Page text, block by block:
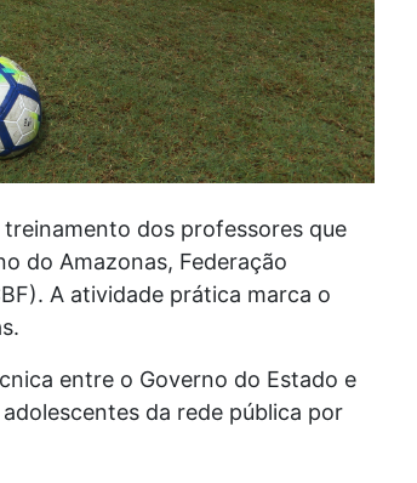
treinamento dos professores que
do Amazonas, Federação
A atividade prática marca o
entre o Governo do Estado e
da rede pública por